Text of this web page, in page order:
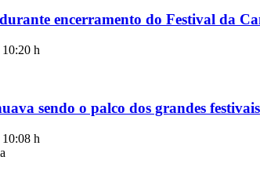
encerramento do Festival da
h
sendo o palco dos grandes festivais
h